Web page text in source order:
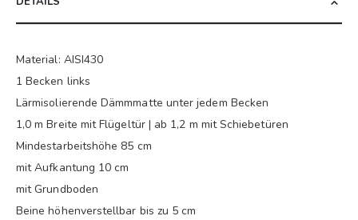
Material: AISI430
1 Becken links
Lärmisolierende Dämmmatte unter jedem Becken
1,0 m Breite mit Flügeltür | ab 1,2 m mit Schiebetüren
Mindestarbeitshöhe 85 cm
mit Aufkantung 10 cm
mit Grundboden
Beine höhenverstellbar bis zu 5 cm